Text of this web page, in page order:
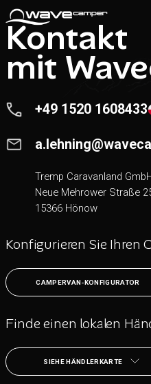
Kontakt
mit
+49 1520 1608433
Tremp Caravanland
Neue Mehrower Straße
15366 Hönow
Konfigurieren Sie Ihren
CAMPERVAN-KONFIGURATOR
Finde einen lokalen
SIEHE HÄNDLERKARTE